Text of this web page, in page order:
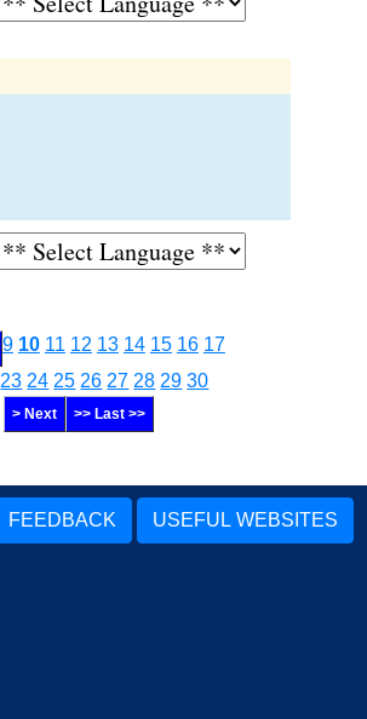
9 10 11 12 13 14 15 16 17
23 24 25 26 27 28 29 30
> Next >> Last >>
FEEDBACK USEFUL WEBSITES